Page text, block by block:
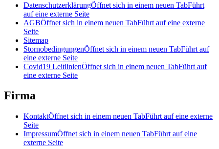
DatenschutzerklärungÖffnet sich in einem neuen TabFührt
auf eine externe Seite
AGBÖffnet sich in einem neuen TabFührt auf eine externe
Seite
Sitemap
StornobedingungenÖffnet sich in einem neuen TabFührt auf
eine externe Seite
Covid19 LeitlinienÖffnet sich in einem neuen TabFührt auf
eine externe Seite
Firma
KontaktÖffnet sich in einem neuen TabFührt auf eine externe
Seite
ImpressumÖffnet sich in einem neuen TabFührt auf eine
externe Seite